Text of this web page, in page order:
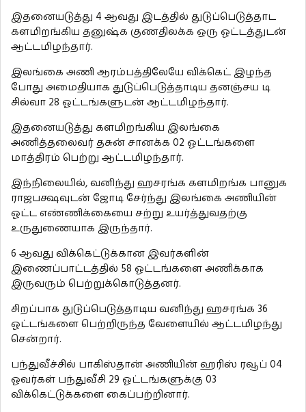
இதனையடுத்து 4 ஆவது இடத்தில் துடுப்பெடுத்தாட
களமிறங்கிய தனுஷ்க குணதிலக்க ஒரு ஓட்டத்துடன்
ஆட்டமிழந்தார்.
இலங்கை அணி ஆரம்பத்திலேயே விக்கெட் இழந்த
போது அமைதியாக துடுப்பெடுத்தாடிய தனஞ்சய டி
சில்வா 28 ஓட்டங்களுடன் ஆட்டமிழந்தார்.
இதனையடுத்து களமிறங்கிய இலங்கை
அணித்தலைவர் தசுன் சானக்க 02 ஓட்டங்களை
மாத்திரம் பெற்று ஆட்டமிழந்தார்.
இந்நிலையில், வனிந்து ஹசரங்க களமிறங்க பானுக
ராஜபக்ஷவுடன் ஜோடி சேர்ந்து இலங்கை அணியின்
ஓட்ட எண்ணிக்கையை சற்று உயர்த்துவதற்கு
உருதுணையாக இருந்தார்.
6 ஆவது விக்கெட்டுக்கான இவர்களின்
இணைப்பாட்டத்தில் 58 ஓட்டங்களை அணிக்காக
இருவரும் பெற்றுக்கொடுத்தனர்.
சிறப்பாக துடுப்பெடுத்தாடிய வனிந்து ஹசரங்க 36
ஓட்டங்களை பெற்றிருந்த வேளையில் ஆட்டமிழந்து
சென்றார்.
பந்துவீச்சில் பாகிஸ்தான் அணியின் ஹரிஸ் ரவூப் 04
ஓவர்கள் பந்துவீசி 29 ஓட்டங்களுக்கு 03
விக்கெட்டுக்களை கைப்பற்றினார்.